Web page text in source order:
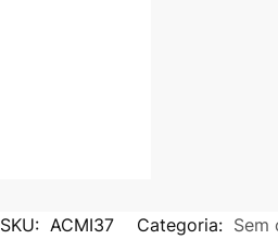
SKU: ACMI37 Categoria: Sem